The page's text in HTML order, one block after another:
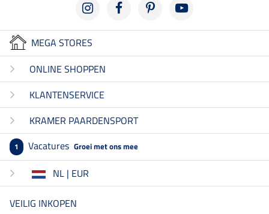
MEGA STORES
ONLINE SHOPPEN
KLANTENSERVICE
KRAMER PAARDENSPORT
1 Vacatures Groei met ons mee
NL | EUR
VEILIG INKOPEN